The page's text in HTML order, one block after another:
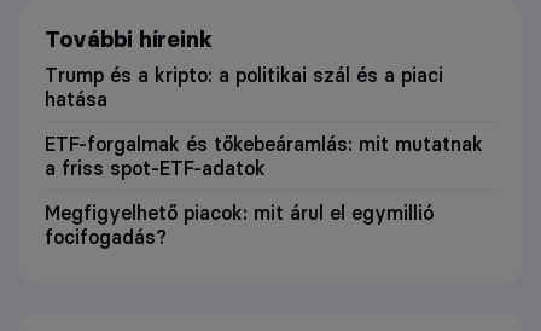
További híreink
Trump és a kripto: a politikai szál és a piaci
hatása
ETF-forgalmak és tőkebeáramlás: mit mutatnak
a friss spot-ETF-adatok
Megfigyelhető piacok: mit árul el egymillió
focifogadás?